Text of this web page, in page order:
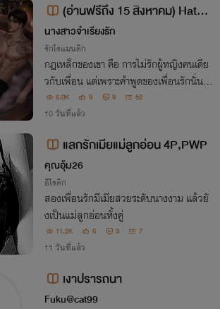
(อ่านฟรีถึง 15 สิงหาคม) Haters
Gonna Hate 18+ ก็คนมันเกลียด!
นางสาวจำเรียงรัก
รักโรแมนติก
กฎเหล็กของเขา คือ การไม่รักผู้หญิงคนเดีย
วกับเพื่อน แต่เพราะคำพูดของเพื่อนรักนั่นแ
หละที่ทำให้เขาทำผิดกฎเสียเอง!!
6.0K 9 9 52
10 วันที่แล้ว
แลกรักเมียแม่ลูกอ่อน 4P,PWP
คุณอุ้ม26
อีโรติก
สองเพื่อนรักมีเมียสวยระดับนางงาม แล้วยั
งเป็นแม่ลูกอ่อนทั้งคู่
11.2K 6 3 7
11 วันที่แล้ว
เงาปรารถนา
Fuku@cat99